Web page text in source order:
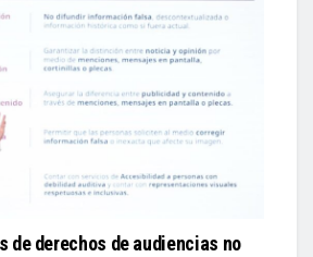
de derechos de audiencias no